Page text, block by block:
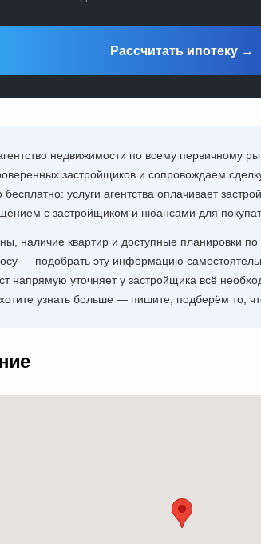
Рассчитать ипотеку →
недвижимости по всему первичному
застройщиков и сопровождаем
бесплатно: услуги агентства оплачивает
с застройщиком и нюансами для
наличие квартир и доступные планировки
— подобрать эту информацию
напрямую уточняет у застройщика всё
узнать больше — пишите, подберём то,